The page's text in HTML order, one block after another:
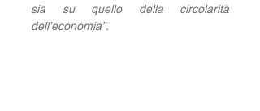
sia su quello della circolarità
dell’economia”.